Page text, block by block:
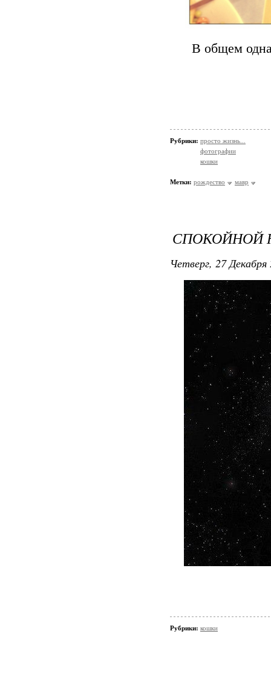
В общем
Рубрики: просто жизнь...
фотографии
кошки
Метки: рождество мавр
СПОКОЙНОЙ
Четверг, 27
Рубрики: кошки